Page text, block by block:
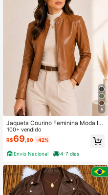
5
Jaqueta Courino Feminina Moda In
verno Clássica Elegante Zíper Core
s
100+ vendido
R$69 ,80 -42%
Envio Nacional 4-7 dias